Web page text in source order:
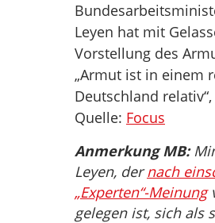
Leyen hat mit
Vorstellung des
„Armut ist in einem
Deutschland
Quelle: Focus
Anmerkung MB:
Leyen, dernach
„Experten“-Meinung
gelegen ist, sich als